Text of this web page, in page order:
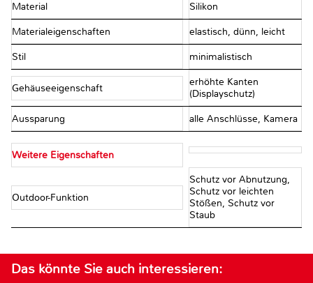
Material Silikon
Materialeigenschaften elastisch, dünn, leicht
Stil minimalistisch
Gehäuseeigenschaft
erhöhte Kanten
(Displayschutz)
Aussparung alle Anschlüsse, Kamera
Weitere Eigenschaften
Outdoor-Funktion
Schutz vor Abnutzung,
Schutz vor leichten
Stößen, Schutz vor
Staub
Das könnte Sie auch interessieren: